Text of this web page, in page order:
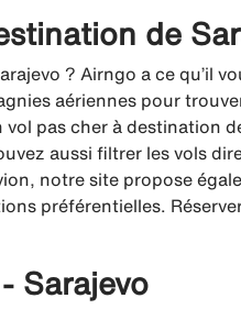
de
? Airngo a ce qu’il
aériennes pour
pas cher à destination
aussi filtrer les vols
notre site propose
préférentielles.
Sarajevo